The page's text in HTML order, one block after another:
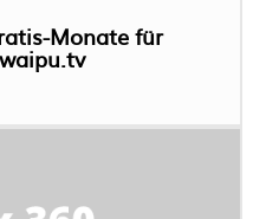
Monate für